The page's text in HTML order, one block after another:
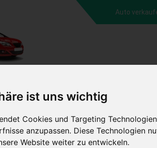
ist uns wichtig
Cookies und Targeting
anzupassen. Diese Technologien
Website weiter zu entwickeln.
Auto